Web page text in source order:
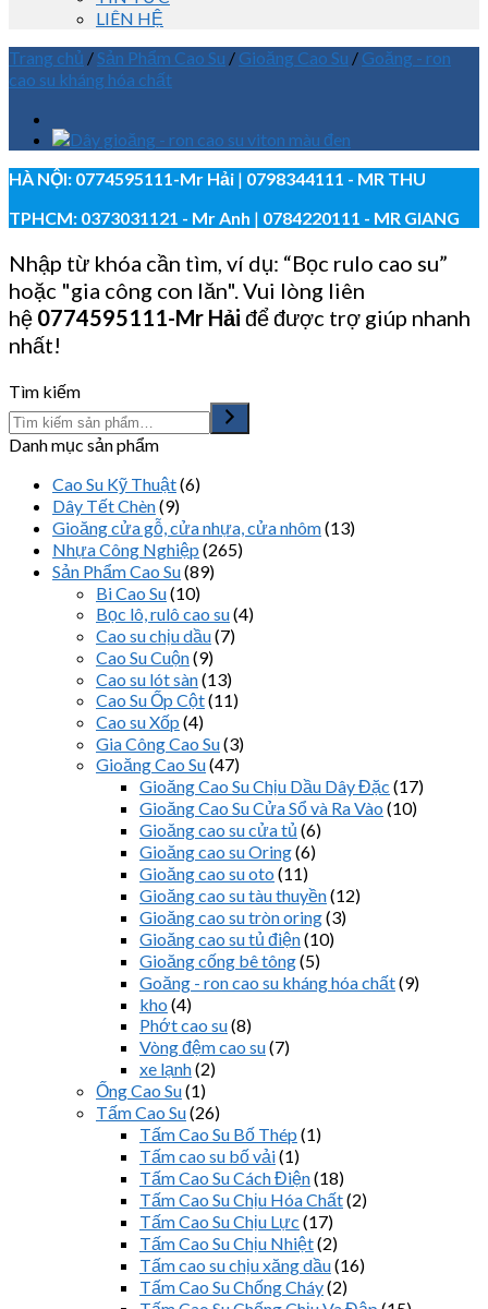
LIÊN HỆ
Trang chủ /Sản Phẩm Cao Su / Gioăng Cao Su / Goăng - ron
cao su kháng hóa chất
HÀ NỘI: 0774595111-Mr Hải | 0798344111 - MR THU
TPHCM: 0373031121 - Mr Anh | 0784220111 - MR GIANG
Nhập từ khóa cần tìm, ví dụ: “Bọc rulo cao su”
hoặc "gia công con lăn". Vui lòng liên
hệ 0774595111-Mr Hải để được trợ giúp nhanh
nhất!
Tìm kiếm
Danh mục sản phẩm
Cao Su Kỹ Thuật(6)
Dây Tết Chèn(9)
Gioăng cửa gỗ, cửa nhựa, cửa nhôm(13)
Nhựa Công Nghiệp (265)
Sản Phẩm Cao Su(89)
Bi Cao Su(10)
Bọc lô, rulô cao su(4)
Cao su chịu dầu(7)
Cao Su Cuộn(9)
Cao su lót sàn(13)
Cao Su Ốp Cột(11)
Cao su Xốp (4)
Gia Công Cao Su(3)
Gioăng Cao Su(47)
Gioăng Cao Su Chịu Dầu Dây Đặc (17)
Gioăng Cao Su Cửa Sổ và Ra Vào (10)
Gioăng cao su cửa tủ (6)
Gioăng cao su Oring(6)
Gioăng cao su oto (11)
Gioăng cao su tàu thuyền(12)
Gioăng cao su tròn oring(3)
Gioăng cao su tủ điện(10)
Gioăng cống bê tông(5)
Goăng - ron cao su kháng hóa chất(9)
kho (4)
Phớt cao su(8)
Vòng đệm cao su(7)
xe lạnh(2)
Ống Cao Su(1)
Tấm Cao Su(26)
Tấm Cao Su Bố Thép (1)
Tấm cao su bố vải(1)
Tấm Cao Su Cách Điện(18)
Tấm Cao Su Chịu Hóa Chất(2)
Tấm Cao Su Chịu Lực (17)
Tấm Cao Su Chịu Nhiệt(2)
Tấm cao su chịu xăng dầu(16)
Tấm Cao Su Chống Cháy(2)